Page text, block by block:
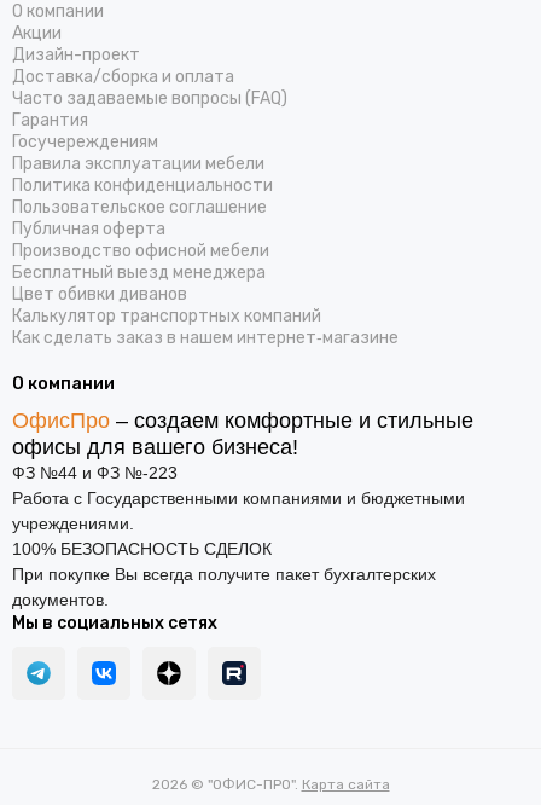
О компании
Акции
Дизайн-проект
Доставка/cборка и оплата
Часто задаваемые вопросы (FAQ)
Гарантия
Госучереждениям
Правила эксплуатации мебели
Политика конфиденциальности
Пользовательское соглашение
Публичная оферта
Производство офисной мебели
Бесплатный выезд менеджера
Цвет обивки диванов
Калькулятор транспортных компаний
Как сделать заказ в нашем интернет‑магазине
О компании
ОфисПро – создаем комфортные и стильные
офисы для вашего бизнеса!
ФЗ №44 и ФЗ №-223
Работа с Государственными компаниями и бюджетными
учреждениями.
100% БЕЗОПАСНОСТЬ СДЕЛОК
При покупке Вы всегда получите пакет бухгалтерских
документов.
Мы в социальных сетях
2026 © "ОФИС-ПРО". Карта сайта